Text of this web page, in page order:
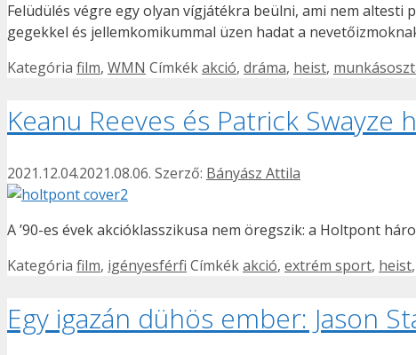
Felüdülés végre egy olyan vígjátékra beülni, ami nem
gegekkel és jellemkomikummal üzen hadat a
Kategória film, WMN Címkékakció, dráma, heist,
Keanu Reeves és Patrick
2021.12.04.2021.08.06. Szerző: Bányász Attila
A ’90-es évek akcióklasszikusa nem öregszik: a Holtpont
Kategória film, igényesférfi Címkékakció, extrém sport, heist,
Egy igazán dühös ember: Jason